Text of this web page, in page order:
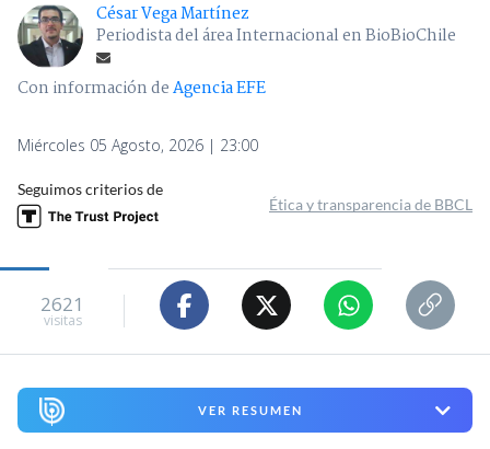
César Vega Martínez
Periodista del área Internacional en BioBioChile
Con información deAgencia EFE
Miércoles 05 Agosto, 2026 | 23:00
Seguimos criterios de
Ética y transparencia de BBCL
2621
visitas
VER RESUMEN